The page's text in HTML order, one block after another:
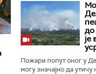
трубачу, у Гучи је
до
је
Пожари попут оног у
могу значајно да утичу